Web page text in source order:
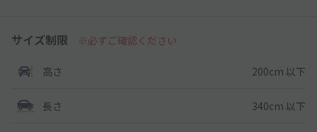
サイズ制限 ※必ずご確認ください
高さ 200cm 以下
長さ 340cm 以下